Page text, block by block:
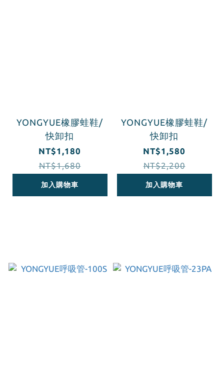
YONGYUE橡膠蛙鞋/
快卸扣
NT$1,180
NT$1,680
加入購物車
YONGYUE橡膠蛙鞋/
快卸扣
NT$1,580
NT$2,200
加入購物車